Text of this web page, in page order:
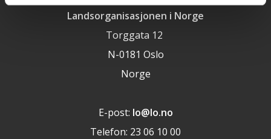
Landsorganisasjonen i Norge
Torggata 12
N-0181 Oslo
Norge
E-post: lo@lo.no
Telefon: 23 06 10 00